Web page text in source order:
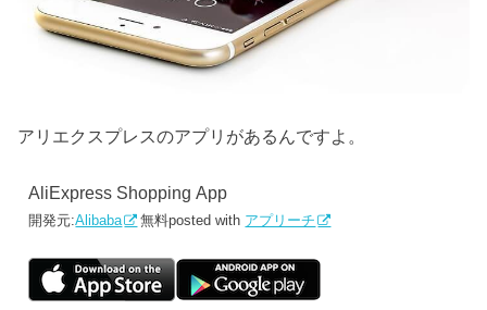
アリエクスプレスのアプリがあるんですよ。
AliExpress Shopping App
開発元:Alibaba 無料posted with アプリーチ